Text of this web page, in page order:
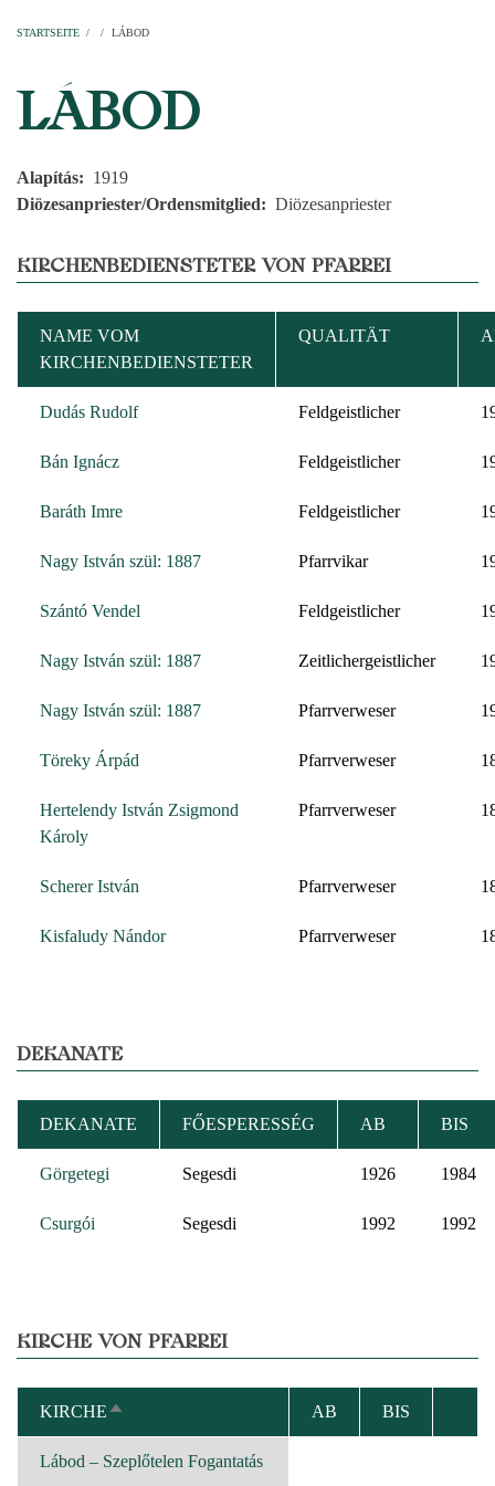
STARTSEITE / / LÁBOD
LÁBOD
Alapítás
1919
Diözesanpriester/Ordensmitglied
Diözesanpriester
KIRCHENBEDIENSTETER VON PFARREI
NAME VOM
KIRCHENBEDIENSTETER
QUALITÄT
Dudás Rudolf Feldgeistlicher
Bán Ignácz Feldgeistlicher
Baráth Imre Feldgeistlicher
Nagy István szül: 1887 Pfarrvikar
Szántó Vendel Feldgeistlicher
Nagy István szül: 1887 Zeitlichergeistlicher
Nagy István szül: 1887 Pfarrverweser
Töreky Árpád Pfarrverweser
Hertelendy István Zsigmond
Károly
Pfarrverweser
Scherer István Pfarrverweser
Kisfaludy Nándor Pfarrverweser
DEKANATE
DEKANATE FŐESPERESSÉG AB BIS
Görgetegi Segesdi 1926 1984
Csurgói Segesdi 1992 1992
KIRCHE VON PFARREI
KIRCHEABSTEIGEND
SORTIEREN
AB BIS
Lábod – Szeplőtelen Fogantatás